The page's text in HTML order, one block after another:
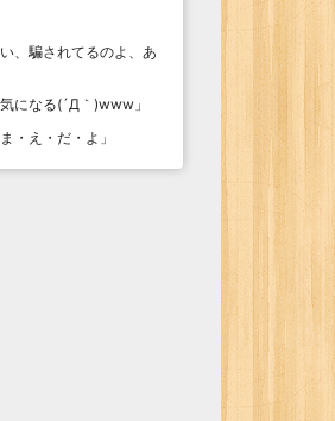
、騙されてるのよ、あ
になる(´Д｀)www 」
・え・だ・よ 」